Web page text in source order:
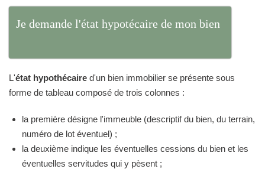
Je demande l'état hypotécaire de mon bien
L'état hypothécaire d'un bien immobilier se présente sous
forme de tableau composé de trois colonnes :
la première désigne l'immeuble (descriptif du bien, du terrain,
numéro de lot éventuel) ;
la deuxième indique les éventuelles cessions du bien et les
éventuelles servitudes qui y pèsent ;